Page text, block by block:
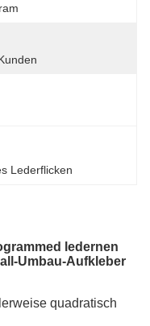
Lederflicken
ledernen
Umbau-Aufkleber
quadratisch